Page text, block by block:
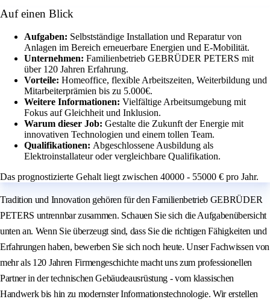
Auf einen Blick
Aufgaben: Selbstständige Installation und Reparatur von
Anlagen im Bereich erneuerbare Energien und E-Mobilität.
Unternehmen: Familienbetrieb GEBRÜDER PETERS mit
über 120 Jahren Erfahrung.
Vorteile: Homeoffice, flexible Arbeitszeiten, Weiterbildung und
Mitarbeiterprämien bis zu 5.000€.
Weitere Informationen: Vielfältige Arbeitsumgebung mit
Fokus auf Gleichheit und Inklusion.
Warum dieser Job: Gestalte die Zukunft der Energie mit
innovativen Technologien und einem tollen Team.
Qualifikationen: Abgeschlossene Ausbildung als
Elektroinstallateur oder vergleichbare Qualifikation.
Das prognostizierte Gehalt liegt zwischen 40000 - 55000 € pro Jahr.
Tradition und Innovation gehören für den Familienbetrieb GEBRÜDER
PETERS untrennbar zusammen. Schauen Sie sich die Aufgabenübersicht
unten an. Wenn Sie überzeugt sind, dass Sie die richtigen Fähigkeiten und
Erfahrungen haben, bewerben Sie sich noch heute. Unser Fachwissen von
mehr als 120 Jahren Firmengeschichte macht uns zum professionellen
Partner in der technischen Gebäudeausrüstung - vom klassischen
Handwerk bis hin zu modernster Informationstechnologie. Wir erstellen